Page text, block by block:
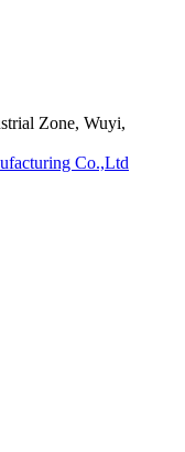
Zone, Wuyi,